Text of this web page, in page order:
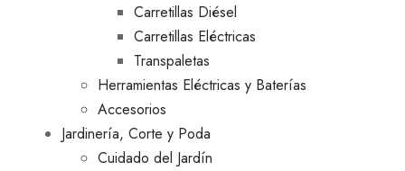
Carretillas Diésel
Carretillas Eléctricas
Transpaletas
Herramientas Eléctricas y Baterías
Accesorios
Jardinería, Corte y Poda
Cuidado del Jardín